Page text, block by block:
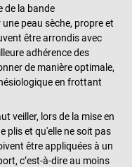
de la bande
peau sèche, propre et
être arrondis avec
adhérence des
de manière optimale,
en frottant
veiller, lors de la mise en
plis et qu'elle ne soit pas
être appliquées à un
c’est-à-dire au moins